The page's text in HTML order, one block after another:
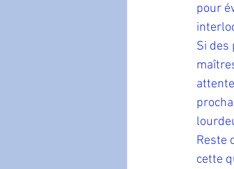
pour
Si des
Reste
cette